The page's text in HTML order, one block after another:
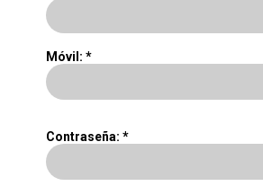
Móvil: *
Contraseña: *